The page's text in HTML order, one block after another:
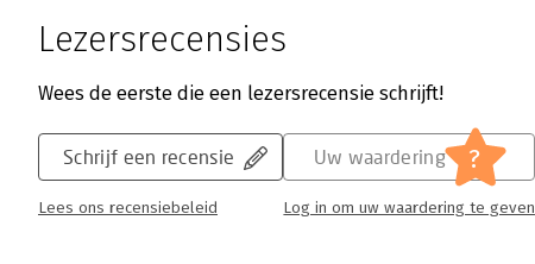
Lezersrecensies
Wees de eerste die een lezersrecensie schrijft!
Schrijf een recensie
Lees ons recensiebeleid
Uw waardering ?
Log in om uw waardering te geven